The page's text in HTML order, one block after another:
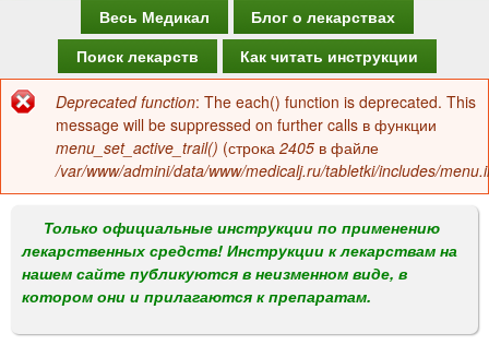
а
в
о
м
е
н
Весь Медикал
Блог о лекарствах
Поиск лекарств
Как читать инструкции
Сообщение
об
ошибке
Deprecated function: The each() function is deprecated. This
message will be suppressed on further calls в функции
menu_set_active_trail() (строка 2405 в файле
/var/www/admini/data/www/medicalj.ru/tabletki/includes/
Только официальные инструкции по применению
лекарственных средств! Инструкции к лекарствам на
нашем сайте публикуются в неизменном виде, в
котором они и прилагаются к препаратам.